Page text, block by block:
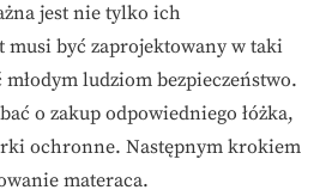
jest nie tylko ich
musi być zaprojektowany w taki
ludziom bezpieczeństwo.
o zakup odpowiedniego łóżka,
ochronne. Następnym krokiem
materaca.